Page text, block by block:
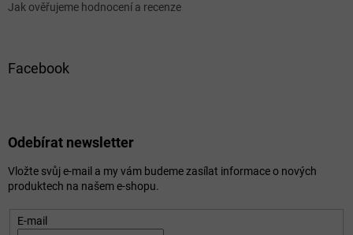
Jak ověřujeme hodnocení a recenze
Facebook
Odebírat newsletter
Vložte svůj e-mail a my vám budeme zasílat informace o nových
produktech na našem e-shopu.
E-mail